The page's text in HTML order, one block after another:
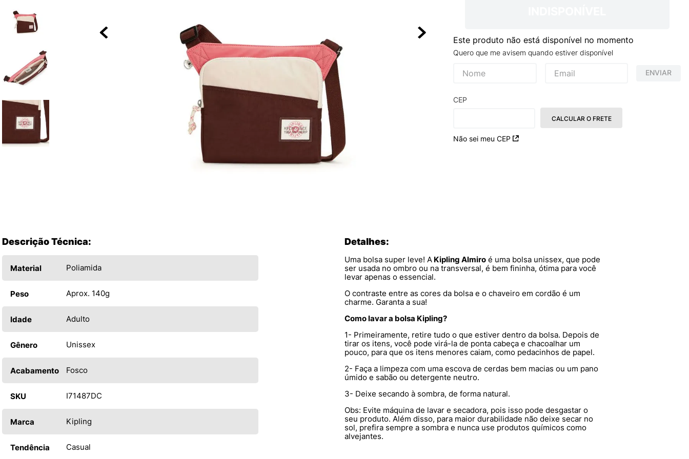
Este produto não está disponível no momento
Quero que me avisem quando estiver disponível
ENVIAR
CEP
Não sei meu CEP
CALCULAR O FRETE
Descrição Técnica:
Material Poliamida
Peso Aprox. 140g
Idade Adulto
Gênero Unissex
Acabamento Fosco
SKU I71487DC
Marca Kipling
Tendência Casual
Detalhes:
Uma bolsa super leve! A Kipling Almiro é uma bolsa unissex, que pode
ser usada no ombro ou na transversal, é bem fininha, ótima para você
levar apenas o essencial.
O contraste entre as cores da bolsa e o chaveiro em cordão é um
charme. Garanta a sua!
Como lavar a bolsa Kipling?
1- Primeiramente, retire tudo o que estiver dentro da bolsa. Depois de
tirar os itens, você pode virá-la de ponta cabeça e chacoalhar um
pouco, para que os itens menores caiam, como pedacinhos de papel.
2- Faça a limpeza com uma escova de cerdas bem macias ou um pano
úmido e sabão ou detergente neutro.
3- Deixe secando à sombra, de forma natural.
Obs: Evite máquina de lavar e secadora, pois isso pode desgastar o
seu produto. Além disso, para maior durabilidade não deixe secar no
sol, prefira sempre a sombra e nunca use produtos químicos como
alvejantes.